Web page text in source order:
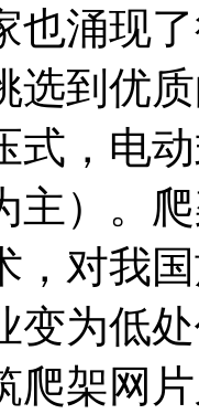
也涌现
选到优
式，电
主）。
，对我
变为低
爬架网